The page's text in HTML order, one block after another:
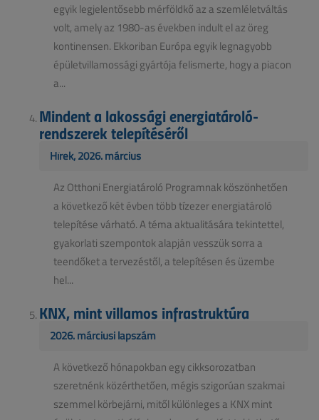
egyik legjelentősebb mérföldkő az a szemléletváltás
volt, amely az 1980-as években indult el az öreg
kontinensen. Ekkoriban Európa egyik legnagyobb
épületvillamossági gyártója felismerte, hogy a piacon
a...
Mindent a lakossági energiatároló-
rendszerek telepítéséről
Hírek, 2026. március
Az Otthoni Energiatároló Programnak köszönhetően
a következő két évben több tízezer energiatároló
telepítése várható. A téma aktualitására tekintettel,
gyakorlati szempontok alapján vesszük sorra a
teendőket a tervezéstől, a telepítésen és üzembe
hel...
KNX, mint villamos infrastruktúra
2026. márciusi lapszám
A következő hónapokban egy cikksorozatban
szeretnénk közérthetően, mégis szigorúan szakmai
szemmel körbejárni, mitől különleges a KNX mint